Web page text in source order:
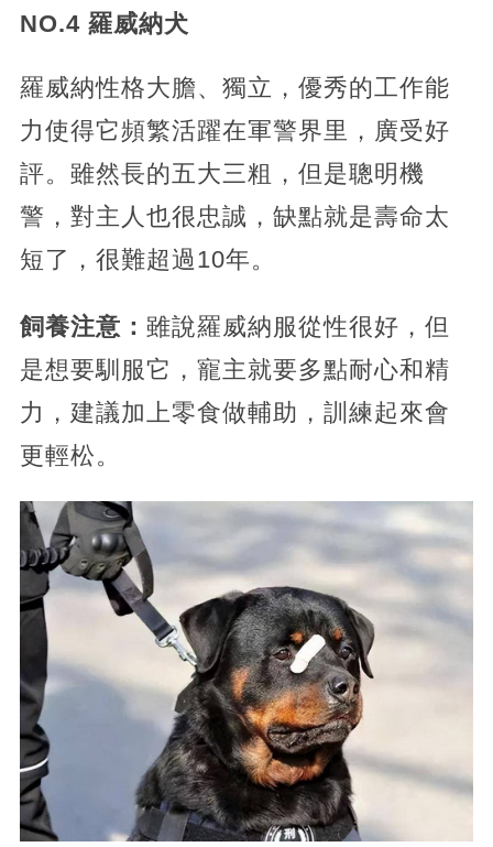
NO.4 羅威納犬
羅威納性格大膽、獨立，優秀的工作能
力使得它頻繁活躍在軍警界里，廣受好
評。雖然長的五大三粗，但是聰明機
警，對主人也很忠誠，缺點就是壽命太
短了，很難超過10年。
飼養注意： 雖說羅威納服從性很好，但
是想要馴服它，寵主就要多點耐心和精
力，建議加上零食做輔助，訓練起來會
更輕松。